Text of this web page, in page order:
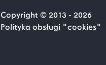
Copyright © 2013 - 2026
Polityka obsługi "cookies"